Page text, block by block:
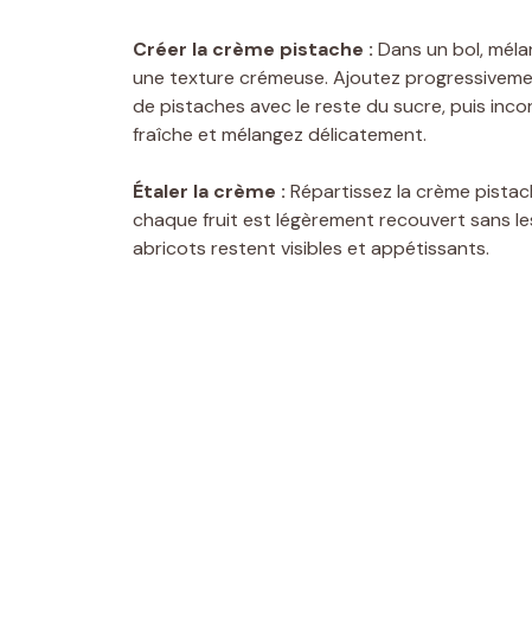
Créer la crème pistache : Dans un bol,
une texture crémeuse. Ajoutez
de pistaches avec le reste du sucre, puis
fraîche et mélangez délicatement.
Étaler la crème : Répartissez la crème
chaque fruit est légèrement recouvert sans
abricots restent visibles et appétissants.